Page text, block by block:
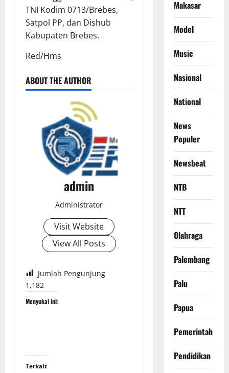
TNI Kodim 0713/Brebes,
Satpol PP, dan Dishub
Kabupaten Brebes.
Red/Hms
ABOUT THE AUTHOR
admin
Administrator
Visit Website
View All Posts
Jumlah Pengunjung
1,182
Menyukai ini:
Terkait
Makasar
Model
Music
Nasional
National
News
Populer
Newsbeat
NTB
NTT
Olahraga
Palembang
Palu
Papua
Pemerintah
Pendidikan